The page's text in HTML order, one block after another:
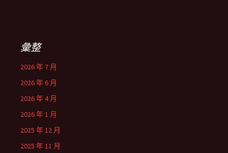
彙整
2026 年 7 月
2026 年 6 月
2026 年 4 月
2026 年 1 月
2025 年 12 月
2025 年 11 月